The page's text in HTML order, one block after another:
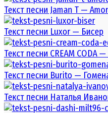
Текст песни Jaman T —
Текст песни Luxor — Бисер
Текст песни CREAM CODA
Текст песни Burito —
Текст песни Наталья